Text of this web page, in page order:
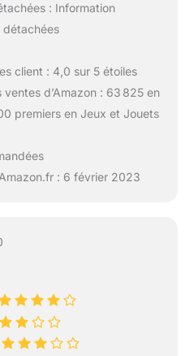
: Information
détachées
client : 4,0 sur 5 étoiles
d’Amazon : 63 825 en
premiers en Jeux et Jouets
: 6 février 2023